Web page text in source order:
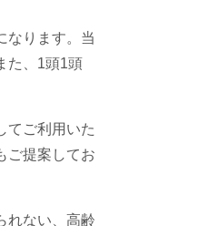
なります。当
た、1頭1頭
てご利用いた
ご提案してお
れない、高齢